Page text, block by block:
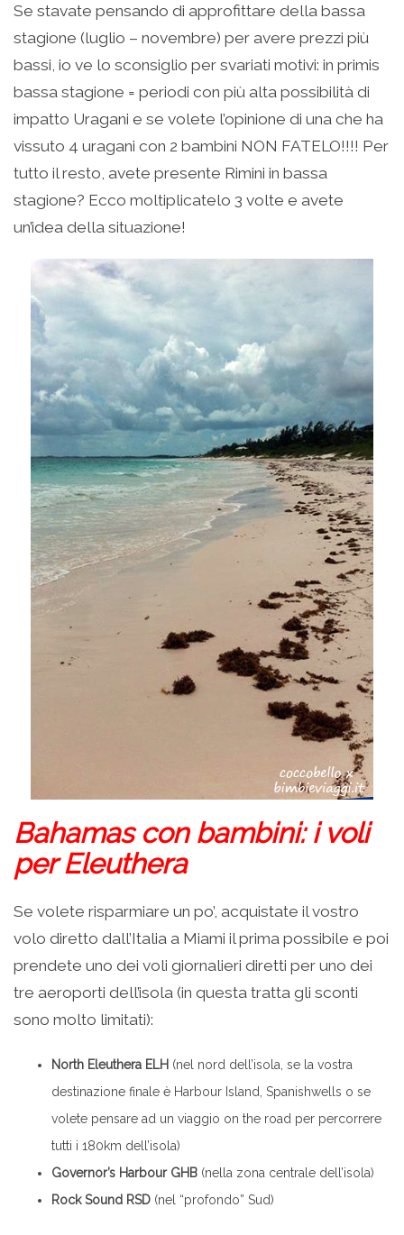
Se stavate pensando di approfittare della bassa
stagione (luglio – novembre) per avere prezzi più
bassi, io ve lo sconsiglio per svariati motivi: in primis
bassa stagione = periodi con più alta possibilità di
impatto Uragani e se volete l’opinione di una che ha
vissuto 4 uragani con 2 bambini NON FATELO!!!! Per
tutto il resto, avete presente Rimini in bassa
stagione? Ecco moltiplicatelo 3 volte e avete
un’idea della situazione!
Bahamas con bambini: i voli
per Eleuthera
Se volete risparmiare un po’, acquistate il vostro
volo diretto dall’Italia a Miami il prima possibile e poi
prendete uno dei voli giornalieri diretti per uno dei
tre aeroporti dell’isola (in questa tratta gli sconti
sono molto limitati):
North Eleuthera ELH (nel nord dell’isola, se la vostra
destinazione finale è Harbour Island, Spanishwells o se
volete pensare ad un viaggio on the road per percorrere
tutti i 180km dell’isola)
Governor’s Harbour GHB (nella zona centrale dell’isola)
Rock Sound RSD (nel “profondo” Sud)